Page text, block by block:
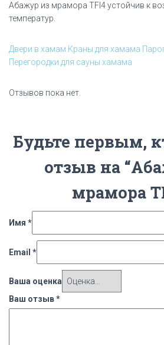
Абажур из мрамора TFl4 устойчив к
температур.
Двери в хамам Краны для хамама
Перегородки для сауны хамама
Отзывов пока нет.
Будьте первым,
отзыв на
мрамора
Имя *
Email *
Ваша оценка
Ваш отзыв*